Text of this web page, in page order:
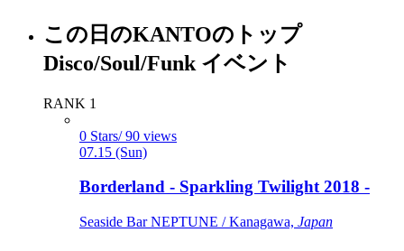
この日のKANTOのトップ
Disco/Soul/Funk イベント
RANK 1
0 Stars/ 90 views
07.15 (Sun)
Borderland - Sparkling Twilight 2018 -
Seaside Bar NEPTUNE / Kanagawa, Japan